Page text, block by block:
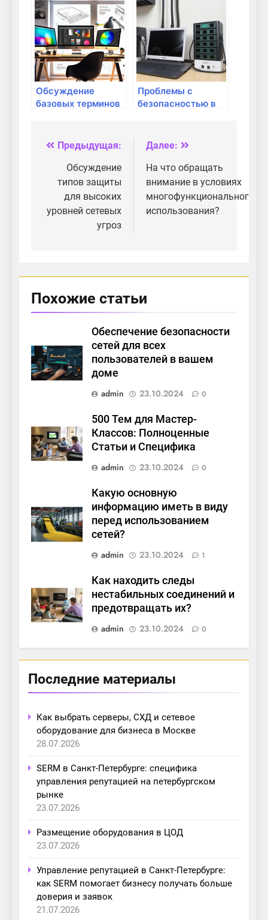
основной
Обсуждение
базовых терминов
знать?
Проблемы с
безопасностью в
Навигация
записям
Предыдущая:
Обсуждение
типов защиты
для высоких
уровней сетевых
угроз
Далее:
На что обращать
внимание в условиях
многофункционального
использования?
Похожие статьи
Обеспечение безопасности
сетей для всех
пользователей в вашем
доме
admin
23.10.2024 0
500 Тем для Мастер-
Классов: Полноценные
Статьи и Специфика
admin
23.10.2024 0
Какую основную
информацию иметь в виду
перед использованием
сетей?
admin
23.10.2024 1
Как находить следы
нестабильных соединений и
предотвращать их?
admin
23.10.2024 0
Последние материалы
Как выбрать серверы, СХД и сетевое
оборудование для бизнеса в Москве
28.07.2026
SERM в Санкт-Петербурге: специфика
управления репутацией на петербургском
рынке
23.07.2026
Размещение оборудования в ЦОД
23.07.2026
Управление репутацией в Санкт-Петербурге:
как SERM помогает бизнесу получать больше
доверия и заявок
21.07.2026